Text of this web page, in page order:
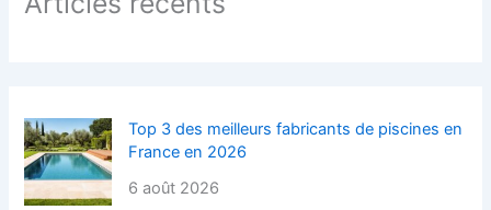
Top 3 des meilleurs fabricants de piscines en
France en 2026
6 août 2026